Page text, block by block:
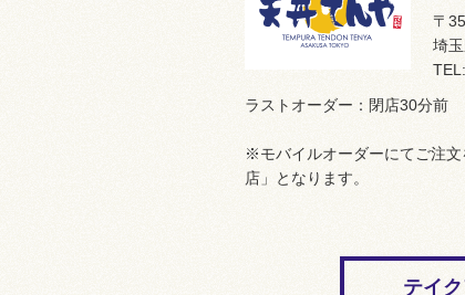
〒
埼
ラストオーダー：閉店30分前
※モバイルオーダーにてご注
店」となります。
テイ